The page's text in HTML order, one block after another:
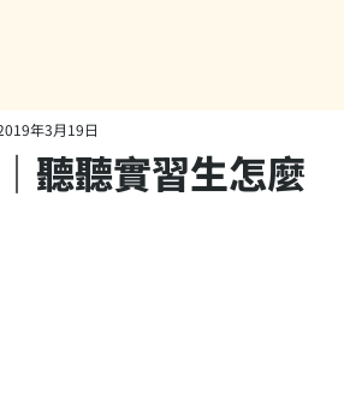
聽聽實習生怎麼
年3月19日